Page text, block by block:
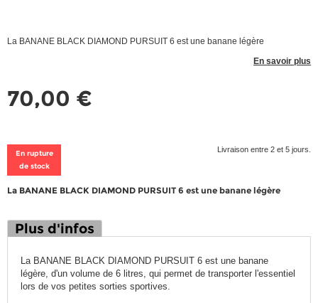
La BANANE BLACK DIAMOND PURSUIT 6 est une banane légère
En savoir plus
70,00 €
En rupture
de stock
Livraison entre 2 et 5 jours.
La BANANE BLACK DIAMOND PURSUIT 6 est une banane légère
Plus d'infos
La BANANE BLACK DIAMOND PURSUIT 6 est une banane
légère, d'un volume de 6 litres, qui permet de transporter l'essentiel
lors de vos petites sorties sportives.